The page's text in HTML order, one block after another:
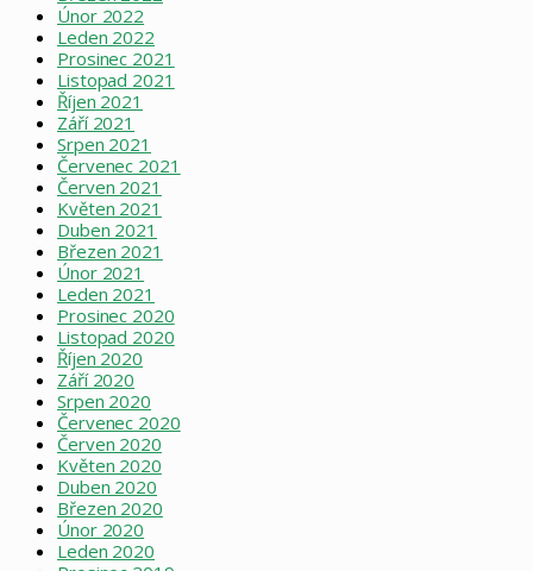
Únor 2022
Leden 2022
Prosinec 2021
Listopad 2021
Říjen 2021
Září 2021
Srpen 2021
Červenec 2021
Červen 2021
Květen 2021
Duben 2021
Březen 2021
Únor 2021
Leden 2021
Prosinec 2020
Listopad 2020
Říjen 2020
Září 2020
Srpen 2020
Červenec 2020
Červen 2020
Květen 2020
Duben 2020
Březen 2020
Únor 2020
Leden 2020